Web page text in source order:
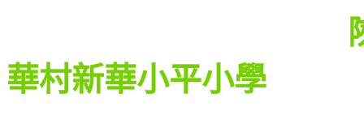
陝西省咸陽
華村新華小平小學